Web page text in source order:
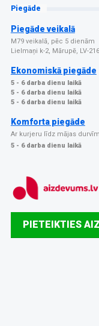
Piegāde
Piegāde veikalā
M79 veikalā, pēc 5 dienām
Lielmaņi k-2, Mārupē, LV-
Ekonomiskā piegāde
5 - 6 darba dienu laikā
5 - 6 darba dienu laikā
5 - 6 darba dienu laikā
Komforta piegāde
Ar kurjeru līdz mājas
5 - 6 darba dienu laikā
PIETEIKTIES